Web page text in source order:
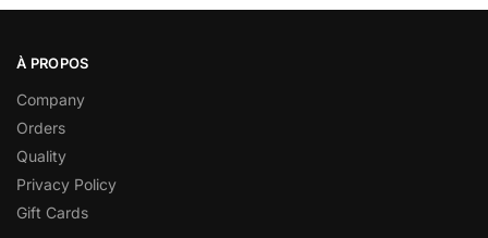
À PROPOS
Company
Orders
Quality
Privacy Policy
Gift Cards